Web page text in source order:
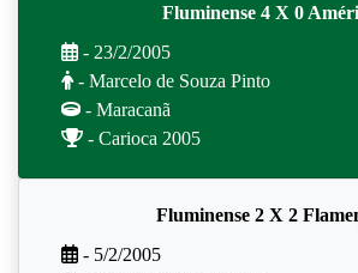
Fluminense 4 X 0
- 23/2/2005
- Marcelo de Souza Pinto
- Maracanã
- Carioca 2005
Fluminense 2 X 2
- 5/2/2005